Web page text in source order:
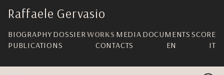
navigation
Raffaele Gervasio
BIOGRAPHYDOSSIERWORKS MEDIA DOCUMENTS SCORE
PUBLICATIONS
CONTACTS EN IT